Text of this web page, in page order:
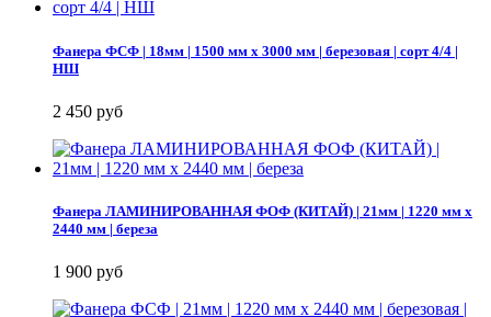
Фанера ФСФ | 18мм | 1500 мм х 3000 мм | березовая | сорт 4/4 |
НШ
2 450 руб
Фанера ЛАМИНИРОВАННАЯ ФОФ (КИТАЙ) | 21мм | 1220 мм х
2440 мм | береза
1 900 руб